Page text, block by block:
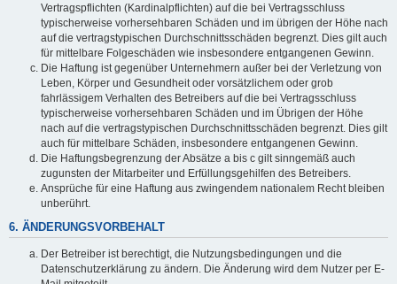
Vertragspflichten (Kardinalpflichten) auf die bei Vertragsschluss
typischerweise vorhersehbaren Schäden und im übrigen der Höhe nach
auf die vertragstypischen Durchschnittsschäden begrenzt. Dies gilt auch
für mittelbare Folgeschäden wie insbesondere entgangenen Gewinn.
Die Haftung ist gegenüber Unternehmern außer bei der Verletzung von
Leben, Körper und Gesundheit oder vorsätzlichem oder grob
fahrlässigem Verhalten des Betreibers auf die bei Vertragsschluss
typischerweise vorhersehbaren Schäden und im Übrigen der Höhe
nach auf die vertragstypischen Durchschnittsschäden begrenzt. Dies gilt
auch für mittelbare Schäden, insbesondere entgangenen Gewinn.
Die Haftungsbegrenzung der Absätze a bis c gilt sinngemäß auch
zugunsten der Mitarbeiter und Erfüllungsgehilfen des Betreibers.
Ansprüche für eine Haftung aus zwingendem nationalem Recht bleiben
unberührt.
6. ÄNDERUNGSVORBEHALT
Der Betreiber ist berechtigt, die Nutzungsbedingungen und die
Datenschutzerklärung zu ändern. Die Änderung wird dem Nutzer per E-